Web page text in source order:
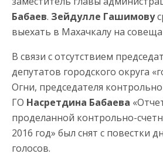
Бабаев. Зейдулле Гашимову
выехать в Махачкалу на
В связи с отсутствием
депутатов городского округа
Огни, председателя
ГО Насретдина Бабаева
проделанной контрольно-
2016 год» был снят с повестки
голосов.